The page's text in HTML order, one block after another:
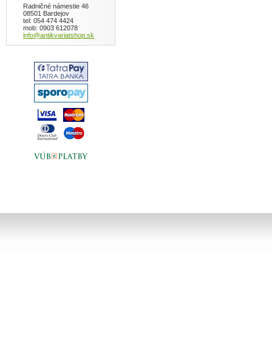
Radničné námestie 46
08501 Bardejov
tel: 054 474 4424
mob: 0903 612078
info@antikvariatshop.sk